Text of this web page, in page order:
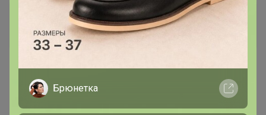
Грейс
Магистр
Странница
Брюнетка